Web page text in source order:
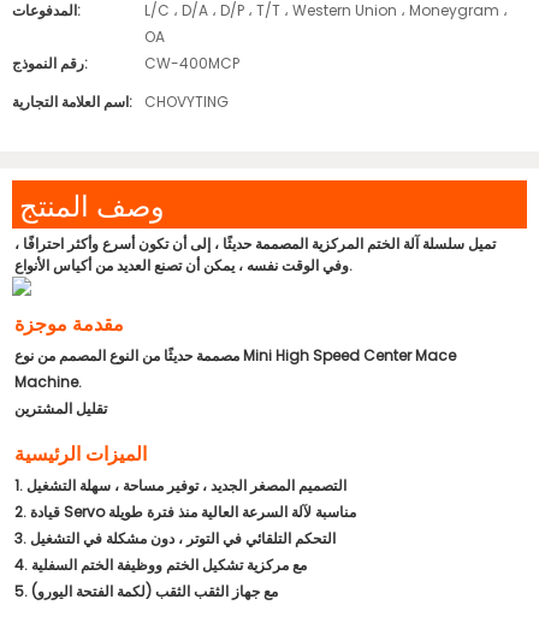
المدفوعات:
L/C ، D/A ، D/P ، T/T ، Western Union ، Moneygram ،
OA
رقم النموذج:
CW-400MCP
اسم العلامة التجارية:
CHOVYTING
وصف المنتج
تميل سلسلة آلة الختم المركزية المصممة حديثًا ، إلى أن تكون أسرع وأكثر احترافًا ،
وفي الوقت نفسه ، يمكن أن تصنع العديد من أكياس الأنواع.
مصممة حديثًا من النوع المصمم من نوع Mini High Speed ​​Center Mace
Machine.
تقليل المشترين